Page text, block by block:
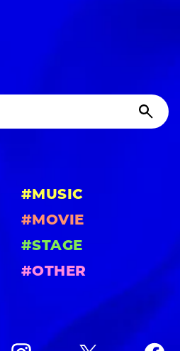
#MUSIC
#MOVIE
#STAGE
#OTHER